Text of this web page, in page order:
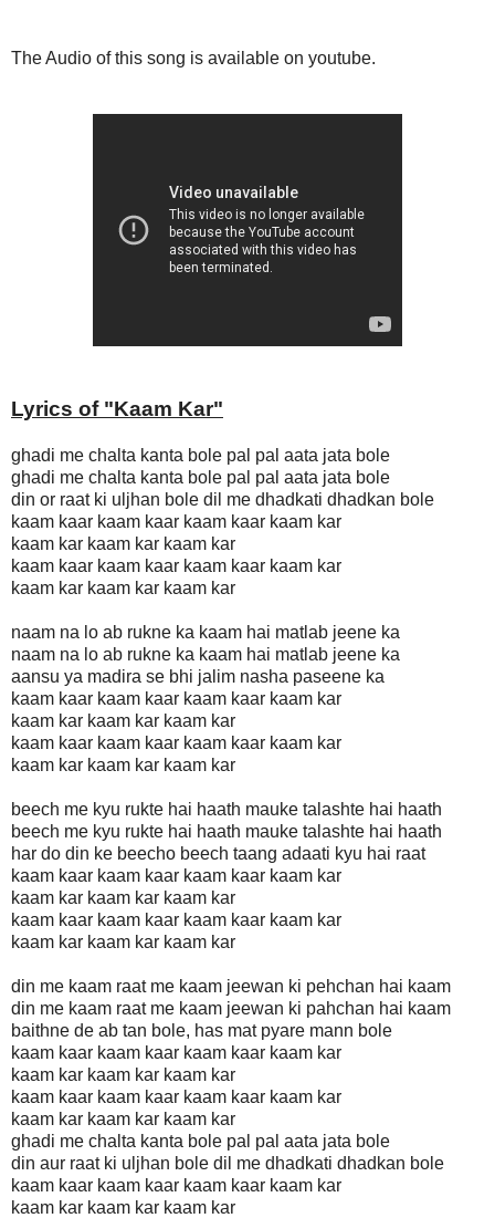
The Audio of this song is available on youtube.
Lyrics of "Kaam Kar"
ghadi me chalta kanta bole pal pal aata jata bole
ghadi me chalta kanta bole pal pal aata jata bole
din or raat ki uljhan bole dil me dhadkati dhadkan bole
kaam kaar kaam kaar kaam kaar kaam kar
kaam kar kaam kar kaam kar
kaam kaar kaam kaar kaam kaar kaam kar
kaam kar kaam kar kaam kar
naam na lo ab rukne ka kaam hai matlab jeene ka
naam na lo ab rukne ka kaam hai matlab jeene ka
aansu ya madira se bhi jalim nasha paseene ka
kaam kaar kaam kaar kaam kaar kaam kar
kaam kar kaam kar kaam kar
kaam kaar kaam kaar kaam kaar kaam kar
kaam kar kaam kar kaam kar
beech me kyu rukte hai haath mauke talashte hai haath
beech me kyu rukte hai haath mauke talashte hai haath
har do din ke beecho beech taang adaati kyu hai raat
kaam kaar kaam kaar kaam kaar kaam kar
kaam kar kaam kar kaam kar
kaam kaar kaam kaar kaam kaar kaam kar
kaam kar kaam kar kaam kar
din me kaam raat me kaam jeewan ki pehchan hai kaam
din me kaam raat me kaam jeewan ki pahchan hai kaam
baithne de ab tan bole, has mat pyare mann bole
kaam kaar kaam kaar kaam kaar kaam kar
kaam kar kaam kar kaam kar
kaam kaar kaam kaar kaam kaar kaam kar
kaam kar kaam kar kaam kar
ghadi me chalta kanta bole pal pal aata jata bole
din aur raat ki uljhan bole dil me dhadkati dhadkan bole
kaam kaar kaam kaar kaam kaar kaam kar
kaam kar kaam kar kaam kar